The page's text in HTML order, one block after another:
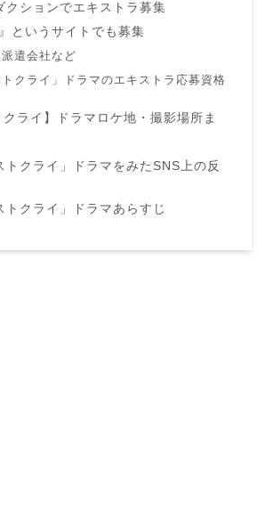
クションでエキストラ募集
というサイトでも募集
遣会社など
トクライ」ドラマのエキストラ応募資格
クライ】ドラマロケ地・撮影場所ま
トクライ」ドラマをみたSNS上の反
トクライ」ドラマあらすじ